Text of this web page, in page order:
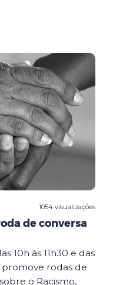
1054 visualizações
de conversa
10h às 11h30 e das
promove rodas de
o Racismo,